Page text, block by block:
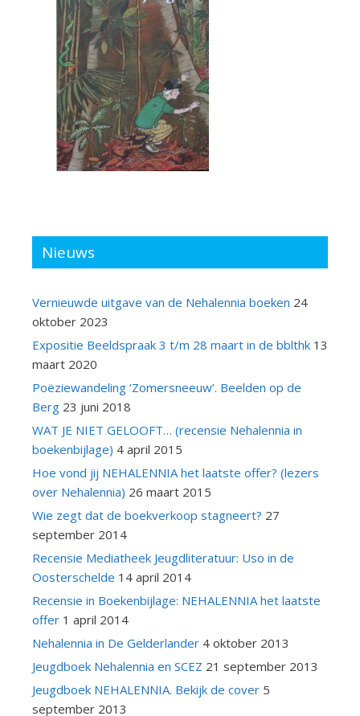
Nieuws
Vernieuwde uitgave van de Nehalennia boeken 24
oktober 2023
Expositie Beeldspraak 3 t/m 28 maart in de bblthk 13
maart 2020
Poëziewandeling ‘Zomersneeuw’. Beelden op de
Berg 23 juni 2018
WAT JE NIET GELOOFT… (recensie Nehalennia in
boekenbijlage) 4 april 2015
Hoe vond jij NEHALENNIA het laatste offer? (lezers
over Nehalennia) 26 maart 2015
Wie zegt dat de boekverkoop stagneert? 27
september 2014
Recensie Mediatheek Jeugdliteratuur: Uso in de
Oosterschelde 14 april 2014
Recensie in Boekenbijlage: NEHALENNIA het laatste
offer 1 april 2014
Nehalennia in De Gelderlander 4 oktober 2013
Jeugdboek Nehalennia en SCEZ 21 september 2013
Jeugdboek NEHALENNIA. Bekijk de cover 5
september 2013